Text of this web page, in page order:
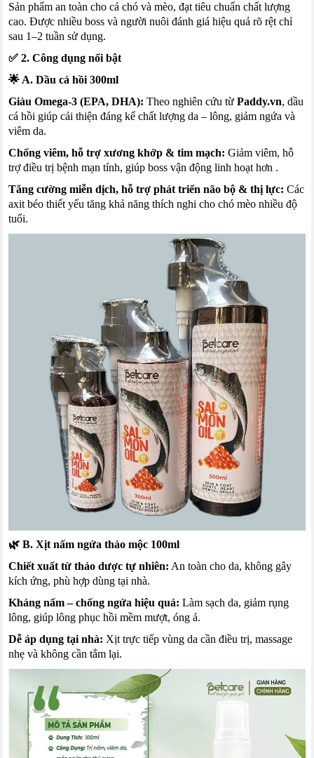
Sản phẩm an toàn cho cả chó và mèo, đạt tiêu chuẩn chất lượng
cao. Được nhiều boss và người nuôi đánh giá hiệu quả rõ rệt chỉ
sau 1–2 tuần sử dụng.
✅ 2. Công dụng nổi bật
🌟 A. Dầu cá hồi 300ml
Giàu Omega‑3 (EPA, DHA): Theo nghiên cứu từPaddy.vn, dầu
cá hồi giúp cải thiện đáng kể chất lượng da – lông, giảm ngứa và
viêm da.
Chống viêm, hỗ trợ xương khớp & tim mạch: Giảm viêm, hỗ
trợ điều trị bệnh mạn tính, giúp boss vận động linh hoạt hơn .
Tăng cường miễn dịch, hỗ trợ phát triển não bộ & thị lực: Các
axit béo thiết yếu tăng khả năng thích nghi cho chó mèo nhiều độ
tuổi.
🌿 B. Xịt nấm ngứa thảo mộc 100ml
Chiết xuất từ thảo dược tự nhiên: An toàn cho da, không gây
kích ứng, phù hợp dùng tại nhà.
Kháng nấm – chống ngứa hiệu quả: Làm sạch da, giảm rụng
lông, giúp lông phục hồi mềm mượt, óng ả.
Dễ áp dụng tại nhà: Xịt trực tiếp vùng da cần điều trị, massage
nhẹ và không cần tắm lại.